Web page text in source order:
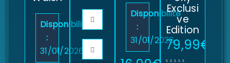
Disponibilité
:
31/01/2026
Note5.00sur 5
Disponibilité
:
31/01/2026
Exclusi
ve
Edition
79,99€